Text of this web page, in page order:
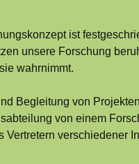
ist
unsere Forschung
wahrnimmt.
Begleitung von
von einem
Vertretern verschiedener